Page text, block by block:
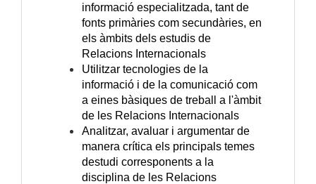
informació especialitzada, tant de
fonts primàries com secundàries, en
els àmbits dels estudis de
Relacions Internacionals
Utilitzar tecnologies de la
informació i de la comunicació com
a eines bàsiques de treball a l'àmbit
de les Relacions Internacionals
Analitzar, avaluar i argumentar de
manera crítica els principals temes
destudi corresponents a la
disciplina de les Relacions